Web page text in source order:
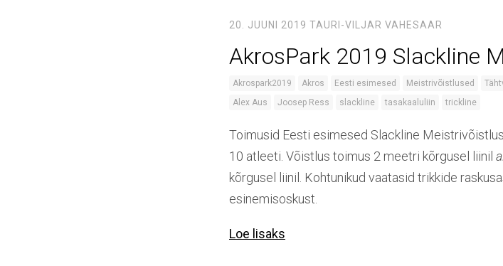
20. JUUNI 2019 TAURI-VILJAR VAHESAAR
AkrosPark 2019 Slackline
Akrospark2019 Akros Eesti esimesed Meistrivõistlused
Alex Aus
Joosep Ress slackline tasakaaluliin trickline
Toimusid Eesti esimesed Slackline
10 atleeti. Võistlus toimus 2 meetri kõrgusel liinil
kõrgusel liinil. Kohtunikud vaatasid trikkide
esinemisoskust.
Loe lisaks